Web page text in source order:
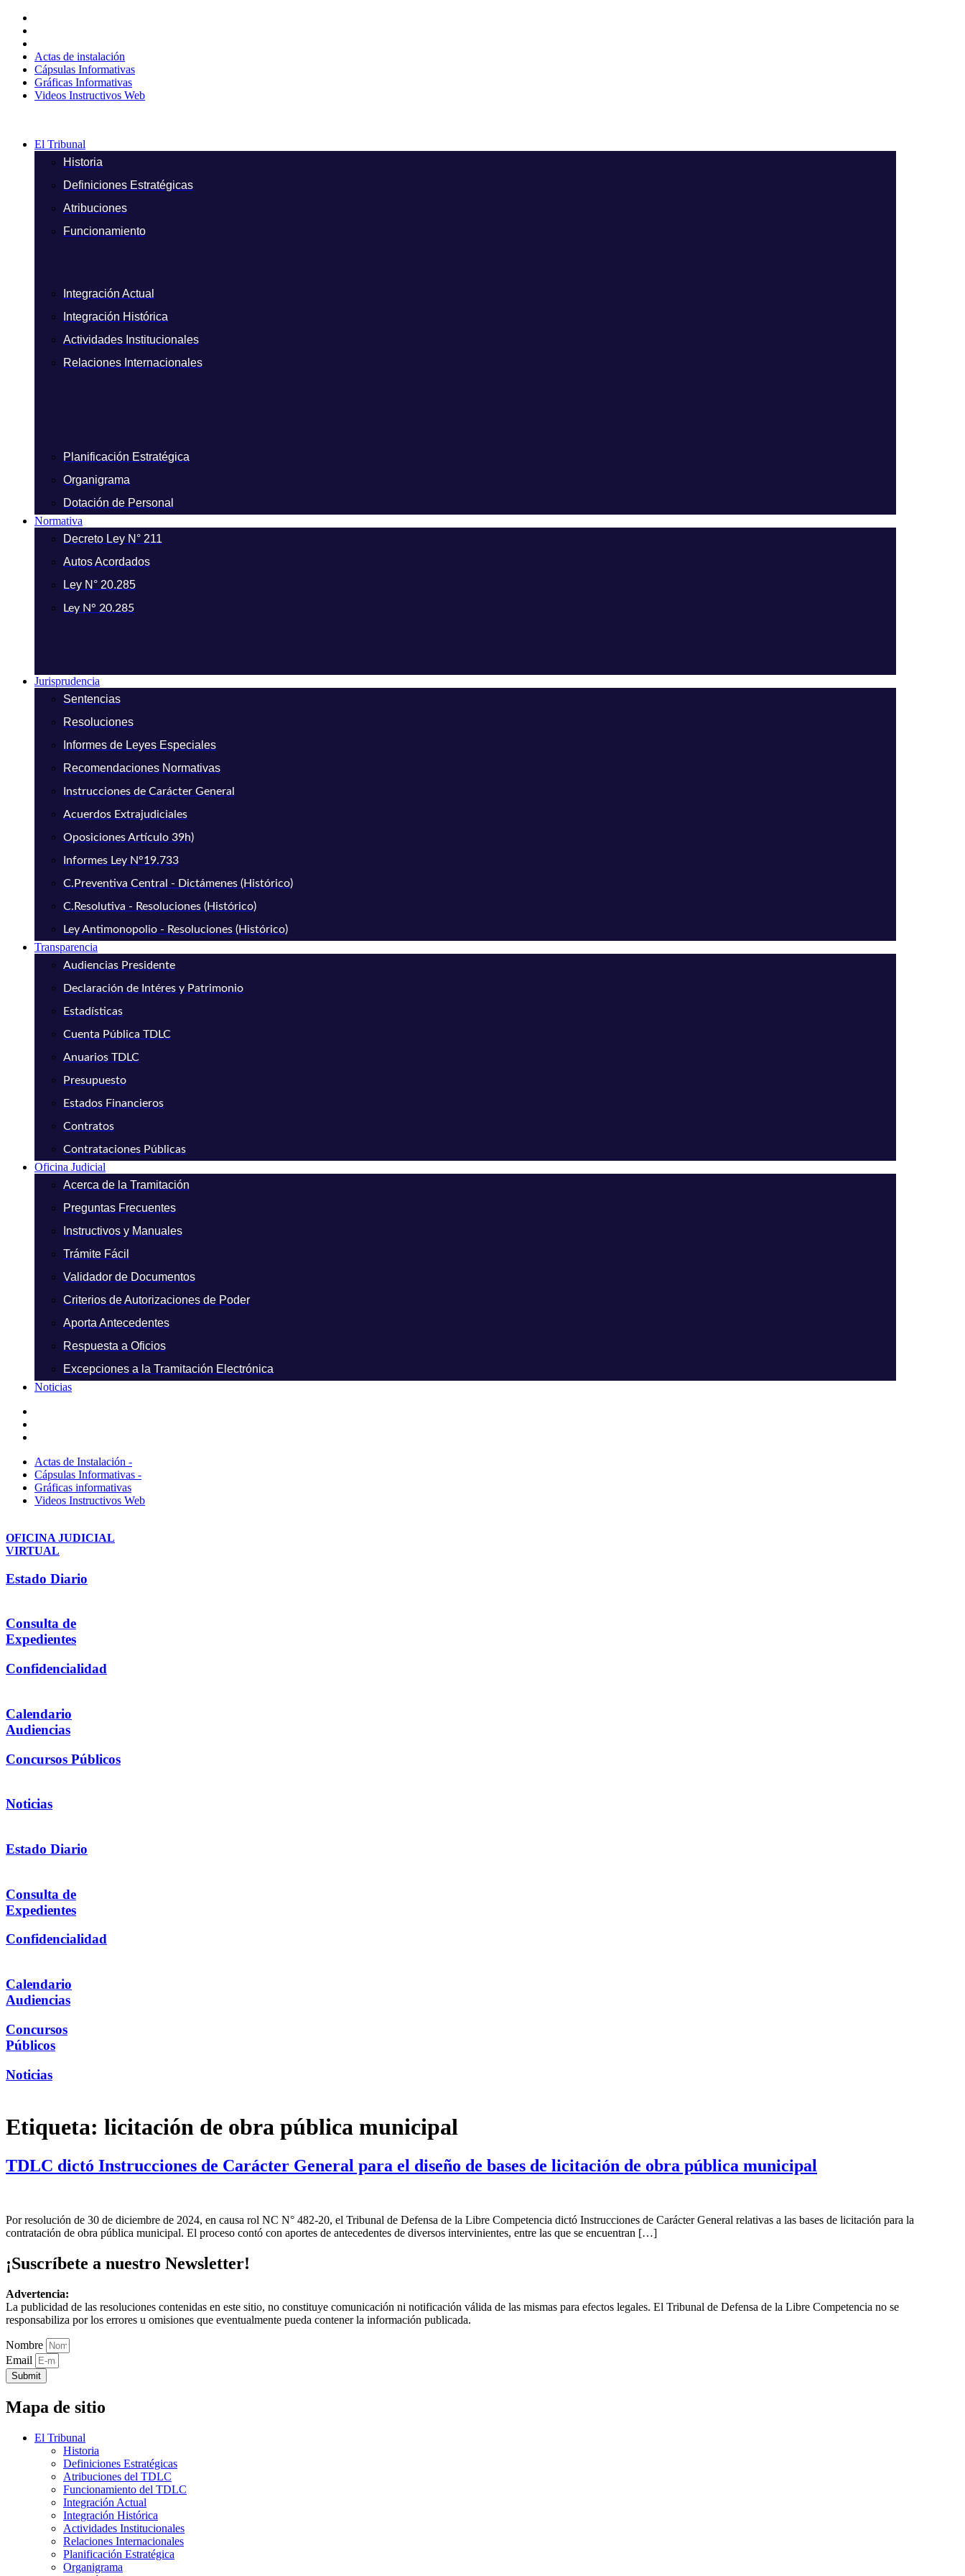
contenido
Actas de instalación
Cápsulas Informativas
Gráficas Informativas
Videos Instructivos Web
El Tribunal
Historia
Definiciones Estratégicas
Atribuciones
Funcionamiento
Integración Actual
Integración Histórica
Actividades Institucionales
Relaciones Internacionales
Planificación Estratégica
Organigrama
Dotación de Personal
Normativa
Decreto Ley N° 211
Autos Acordados
Ley N° 20.285
Ley N° 20.285
Jurisprudencia
Sentencias
Resoluciones
Informes de Leyes Especiales
Recomendaciones Normativas
Instrucciones de Carácter General
Acuerdos Extrajudiciales
Oposiciones Artículo 39h)
Informes Ley N°19.733
C.Preventiva Central - Dictámenes (Histórico)
C.Resolutiva - Resoluciones (Histórico)
Ley Antimonopolio - Resoluciones (Histórico)
Transparencia
Audiencias Presidente
Declaración de Intéres y Patrimonio
Estadísticas
Cuenta Pública TDLC
Anuarios TDLC
Presupuesto
Estados Financieros
Contratos
Contrataciones Públicas
Oficina Judicial
Acerca de la Tramitación
Preguntas Frecuentes
Instructivos y Manuales
Trámite Fácil
Validador de Documentos
Criterios de Autorizaciones de Poder
Aporta Antecedentes
Respuesta a Oficios
Excepciones a la Tramitación Electrónica
Noticias
Actas de Instalación -
Cápsulas Informativas -
Gráficas informativas
Videos Instructivos Web
OFICINA JUDICIAL
VIRTUAL
Estado Diario
Consulta de
Expedientes
Confidencialidad
Calendario
Audiencias
Concursos Públicos
Noticias
Estado Diario
Consulta de
Expedientes
Confidencialidad
Calendario
Audiencias
Concursos
Públicos
Noticias
Etiqueta: licitación de obra pública municipal
TDLC dictó Instrucciones de Carácter General para el diseño de bases de licitación de obra pública municipal
Por resolución de 30 de diciembre de 2024, en causa rol NC N° 482-20, el Tribunal de Defensa de la Libre Competencia dictó Instrucciones de Carácter General relativas a las bases de licitación para la
contratación de obra pública municipal. El proceso contó con aportes de antecedentes de diversos intervinientes, entre las que se encuentran […]
¡Suscríbete a nuestro Newsletter!
Advertencia:
La publicidad de las resoluciones contenidas en este sitio, no constituye comunicación ni notificación válida de las mismas para efectos legales. El Tribunal de Defensa de la Libre Competencia no se
responsabiliza por los errores u omisiones que eventualmente pueda contener la información publicada.
Nombre
Email
Submit
Mapa de sitio
El Tribunal
Historia
Definiciones Estratégicas
Atribuciones del TDLC
Funcionamiento del TDLC
Integración Actual
Integración Histórica
Actividades Institucionales
Relaciones Internacionales
Planificación Estratégica
Organigrama